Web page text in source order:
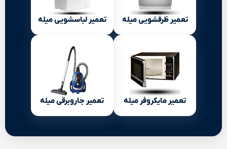
تعمیر ظرفشویی میله تعمیر لباسشویی میله
تعمیر مایکروفر میله تعمیر جاروبرقی میله